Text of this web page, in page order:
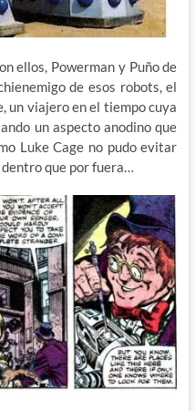
ellos, Powerman y Puño de
de esos robots, el
un viajero en el tiempo cuya
un aspecto anodino que
Luke Cage no pudo evitar
dentro que por fuera…